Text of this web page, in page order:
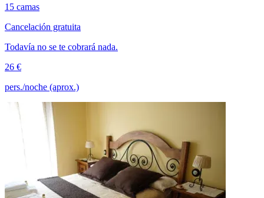
15 camas
Cancelación gratuita
Todavía no se te cobrará nada.
26 €
pers./noche (aprox.)